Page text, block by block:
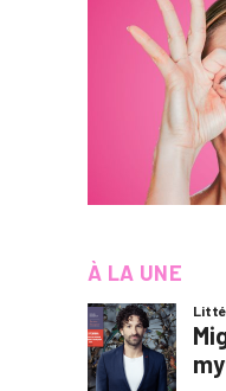
À LA UNE